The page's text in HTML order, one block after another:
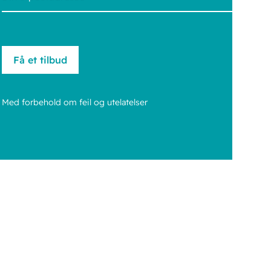
Med forbehold om feil og utelatelser